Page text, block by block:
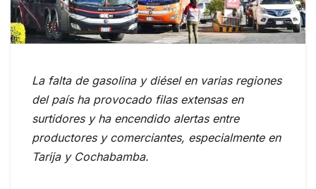
La falta de gasolina y diésel en varias regiones
del país ha provocado filas extensas en
surtidores y ha encendido alertas entre
productores y comerciantes, especialmente en
Tarija y Cochabamba.